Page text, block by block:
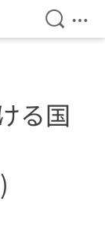
検索を
メ
る国